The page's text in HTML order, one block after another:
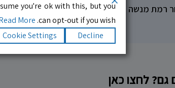
רמת מנשה
גם? לחצו כאן
you're ok with this, but you
can opt-out if you wish.
More
Decline
Cookie Settings